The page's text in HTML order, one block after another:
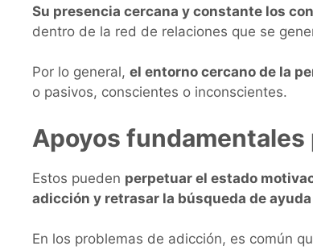
Su presencia cercana y constante los
dentro de la red de relaciones que se
Por lo general, el entorno cercano de la
o pasivos, conscientes o inconscientes.
Apoyos fundamentales
Estos pueden perpetuar el estado
adicción y retrasar la búsqueda de ayuda
En los problemas de adicción, es común